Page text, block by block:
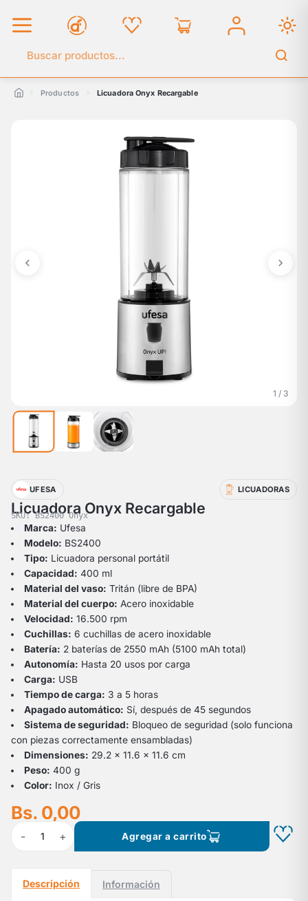
Buscar en el catálogo
Productos Licuadora Onyx Recargable
1 / 3
UFESA LICUADORAS
Licuadora Onyx Recargable
SKU: BS2400 Onyx
Marca: Ufesa
Modelo: BS2400
Tipo: Licuadora personal portátil
Capacidad: 400 ml
Material del vaso: Tritán (libre de BPA)
Material del cuerpo: Acero inoxidable
Velocidad: 16.500 rpm
Cuchillas: 6 cuchillas de acero inoxidable
Batería: 2 baterías de 2550 mAh (5100 mAh total)
Autonomía: Hasta 20 usos por carga
Carga: USB
Tiempo de carga: 3 a 5 horas
Apagado automático: Sí, después de 45 segundos
Sistema de seguridad: Bloqueo de seguridad (solo funciona
con piezas correctamente ensambladas)
Dimensiones: 29.2 x 11.6 x 11.6 cm
Peso: 400 g
Color: Inox / Gris
Bs. 0,00
- 1 + Agregar a carrito
Descripción Información